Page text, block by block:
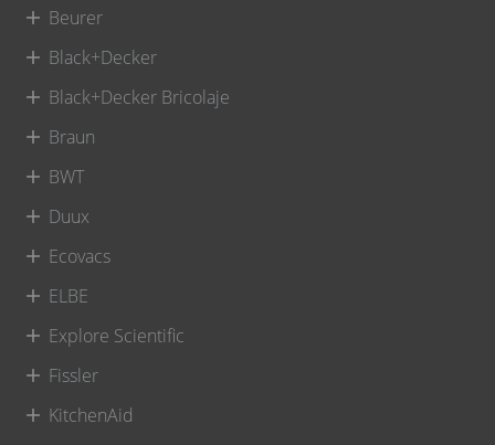
Beurer
Black+Decker
Black+Decker Bricolaje
Braun
BWT
Duux
Ecovacs
ELBE
Explore Scientific
Fissler
KitchenAid